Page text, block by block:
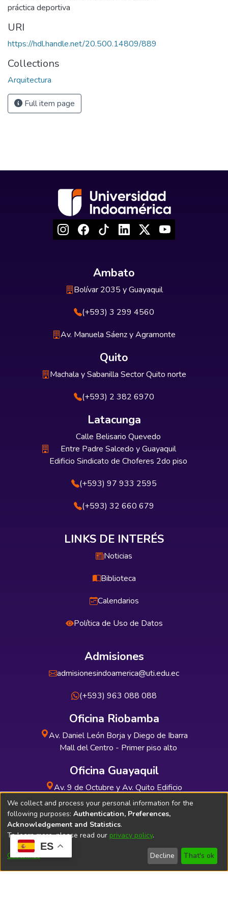
ES
práctica deportiva
URI
https://hdl.handle.net/20.500.14809/889
Collections
Arquitectura
Full item page
Ambato
Bolívar 2035 y Guayaquil
(+593) 3 299 4560
Av. Manuela Sáenz y Agramonte
Quito
Machala y Sabanilla Sector Quito norte
(+593) 2 382 6970
Latacunga
Calle Belisario Quevedo
Entre Padre Salcedo y Guayaquil
Edificio Sindicato de Choferes 2do piso
(+593) 97 933 2595
(+593) 32 660 679
LINKS DE INTERÉS
Noticias
Biblioteca
Calendarios
Política de Uso de Datos
Admisiones
admisionesindoamerica@uti.edu.ec
(+593) 963 088 088
Oficina Riobamba
Av. Daniel León Borja y Diego de Ibarra
Mall del Centro - Primer piso alto
Oficina Guayaquil
Av. 9 de Octubre y Av. Quito Edificio
INDUAUTO - Planta baja
Soporte Técnico Bibliolatino.com
We collect and process your personal information for the
following purposes: Authentication, Preferences,
Acknowledgement and Statistics.
To learn more, please read our privacy policy.
Customize Decline That's ok